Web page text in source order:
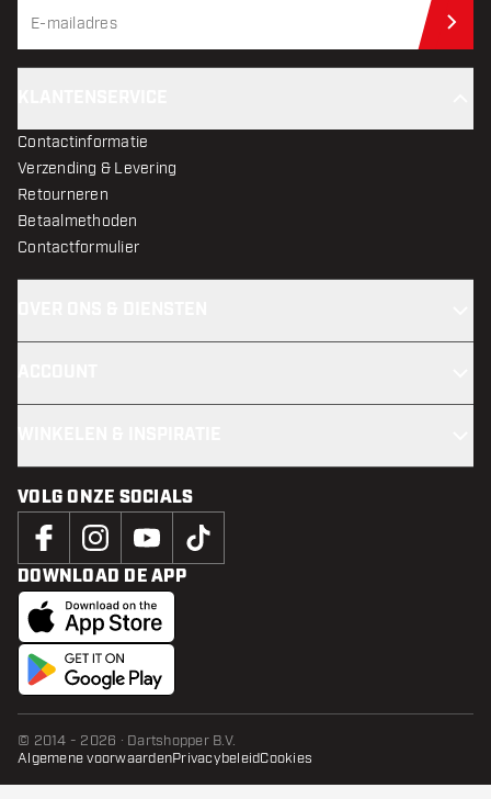
Contactinformatie
Verzending & Levering
Retourneren
Betaalmethoden
Contactformulier
VOLG ONZE SOCIALS
DOWNLOAD DE APP
© 2014 - 2026 · Dartshopper B.V.
Algemene voorwaardenPrivacybeleidCookies